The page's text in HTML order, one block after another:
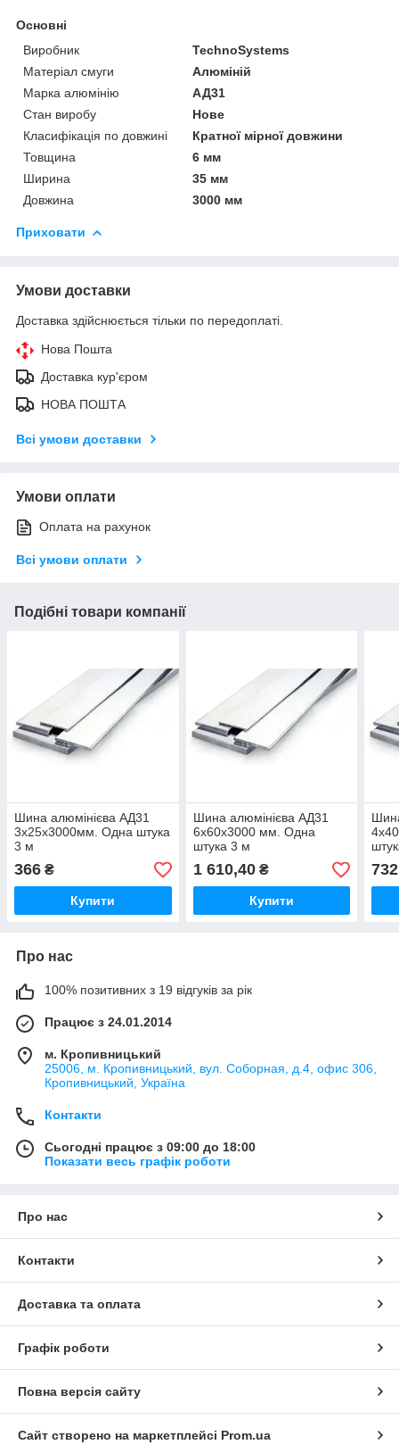
Основні
Виробник
TechnoSystems
Матеріал смуги
Алюміній
Марка алюмінію
АД31
Стан виробу
Нове
Класифікація по довжині
Кратної мірної довжини
Товщина
6 мм
Ширина
35 мм
Довжина
3000 мм
Приховати
Умови доставки
Доставка здійснюється тільки по передоплаті.
Нова Пошта
Доставка кур'єром
НОВА ПОШТА
Всі умови доставки
Умови оплати
Оплата на рахунок
Всі умови оплати
Подібні товари компанії
Шина алюмінієва АД31
3х25х3000мм. Одна штука
3 м
366 ₴
Купити
Шина алюмінієва АД31
6х60х3000 мм. Одна
штука 3 м
1 610,40₴
Купити
732
Про нас
100% позитивних з 19 відгуків за рік
Працює з 24.01.2014
м. Кропивницький
25006, м. Кропивницький, вул. Соборная, д.4, офис 306,
Кропивницький, Україна
Контакти
Сьогодні працює з 09:00 до 18:00
Показати весь графік роботи
Про нас
Контакти
Доставка та оплата
Графік роботи
Повна версія сайту
Сайт створено на маркетплейсі Prom.ua